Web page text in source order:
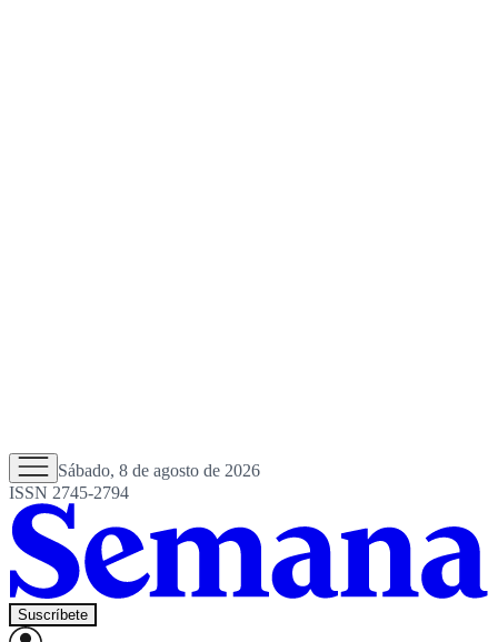
Sábado, 8 de agosto de 2026
ISSN 2745-2794
Suscríbete